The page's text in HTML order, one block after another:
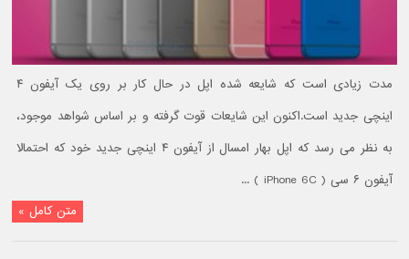
مدت زیادی است که شایعه شده اپل در حال کار بر روی یک آیفون ۴
اینچی جدید است.اکنون این شایعات قوت گرفته و بر اساس شواهد موجود،
به نظر می رسد که اپل بهار امسال از آیفون ۴ اینچی جدید خود که احتمالا
آیفون ۶ سی ( iPhone 6C ) ...
متن کامل »